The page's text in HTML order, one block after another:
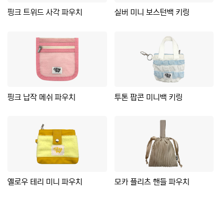
핑크 트위드 사각 파우치 실버 미니 보스턴백 키링
핑크 납작 메쉬 파우치 투톤 팝콘 미니백 키링
옐로우 테리 미니 파우치 모카 플리츠 핸들 파우치